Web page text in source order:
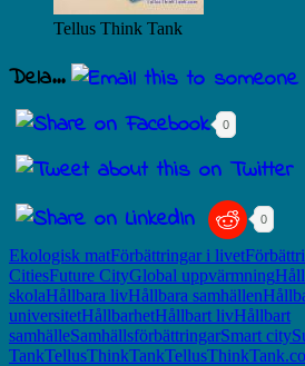
Tellus Think Tank
Dela...
0
0
Ekologisk matFörbättringar i livet
CitiesFuture CityGlobal uppvärmning
skolaHållbara livHållbara samhällen
universitetHållbarhetHållbart livHållbart
samhälleSamhällsförbättringarSmart city
TankTellusThinkTank